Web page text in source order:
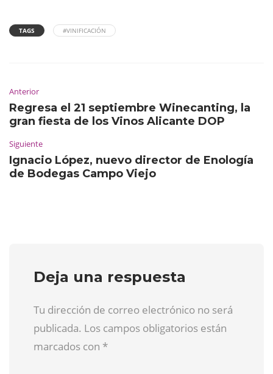
TAGS #VINIFICACIÓN
Anterior
Regresa el 21 septiembre Winecanting, la
gran fiesta de los Vinos Alicante DOP
Siguiente
Ignacio López, nuevo director de Enología
de Bodegas Campo Viejo
Deja una respuesta
Tu dirección de correo electrónico no será
publicada. Los campos obligatorios están
marcados con *